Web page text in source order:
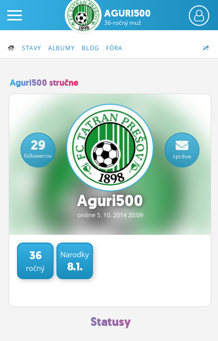
PRIHLÁS SA
ČINŽIAK
FÓRUM
STATUSY
BLOGY
OBRÁZKY
ĽUDIA
MÔJ PROFIL
NASTAVENIA
AGURI500
36-ročný muž
STAVY ALBUMY BLOG FÓRA
Aguri500 stručne
Aguri500
online 5. 10.2014 20:09
29
followerov správa
36
ročný
Narodky
8.1.
Statusy